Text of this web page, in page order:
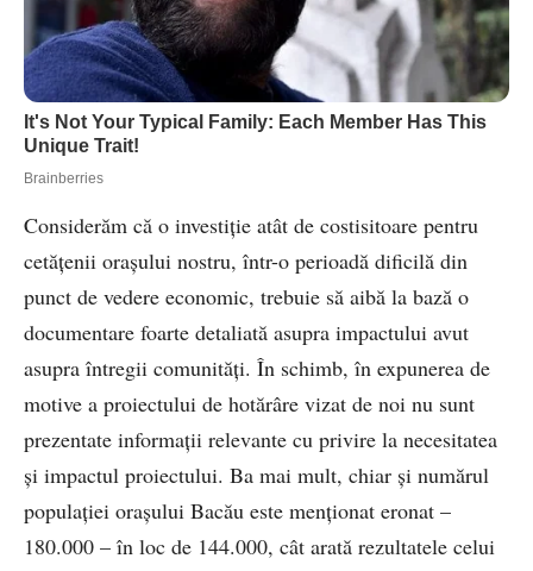
Considerăm că o investiție atât de costisitoare pentru
cetățenii orașului nostru, într-o perioadă dificilă din
punct de vedere economic, trebuie să aibă la bază o
documentare foarte detaliată asupra impactului avut
asupra întregii comunități. În schimb, în expunerea de
motive a proiectului de hotărâre vizat de noi nu sunt
prezentate informații relevante cu privire la necesitatea
și impactul proiectului. Ba mai mult, chiar și numărul
populației orașului Bacău este menționat eronat –
180.000 – în loc de 144.000, cât arată rezultatele celui